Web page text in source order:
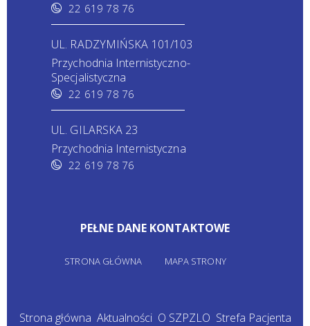
22 619 78 76
UL. RADZYMIŃSKA 101/103
Przychodnia Internistyczno-
Specjalistyczna
22 619 78 76
UL. GILARSKA 23
Przychodnia Internistyczna
22 619 78 76
PEŁNE DANE KONTAKTOWE
STRONA GŁÓWNA MAPA STRONY
Strona główna Aktualności O SZPZLO Strefa Pacjenta